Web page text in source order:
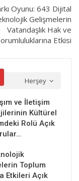
Oyunu: 643 Dijital
Gelişmelerin
Vatandaşlık Hak ve
Etkisi
Herşey
ve İletişim
Kültürel
Rolü Açık
Toplum
Etkileri Açık